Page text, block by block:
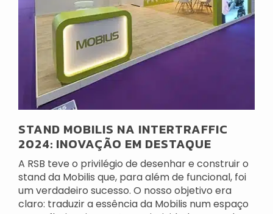
STAND MOBILIS NA INTERTRAFFIC
2024: INOVAÇÃO EM DESTAQUE
A RSB teve o privilégio de desenhar e construir o
stand da Mobilis que, para além de funcional, foi
um verdadeiro sucesso. O nosso objetivo era
claro: traduzir a essência da Mobilis num espaço